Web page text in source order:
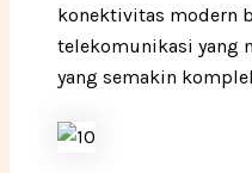
konektivitas modern
telekomunikasi yang
yang semakin